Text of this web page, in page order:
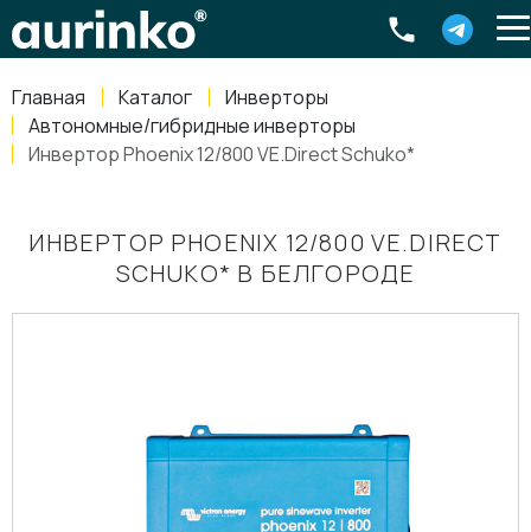
Главная Каталог
Инверторы
Автономные/гибридные инверторы
Инвертор Phoenix 12/800 VE.Direct Schuko*
ИНВЕРТОР PHOENIX 12/800 VE.DIRECT
SCHUKO* В БЕЛГОРОДЕ
Россия, Свердловская область Екатеринбург ,
8-800-770-79-40